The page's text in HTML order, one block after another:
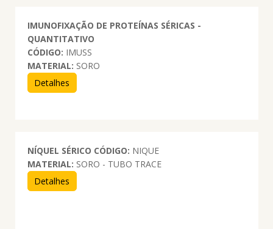
IMUNOFIXAÇÃO DE PROTEÍNAS SÉRICAS -
QUANTITATIVO
CÓDIGO: IMUSS
MATERIAL: SORO
Detalhes
NÍQUEL SÉRICO CÓDIGO: NIQUE
MATERIAL: SORO - TUBO TRACE
Detalhes